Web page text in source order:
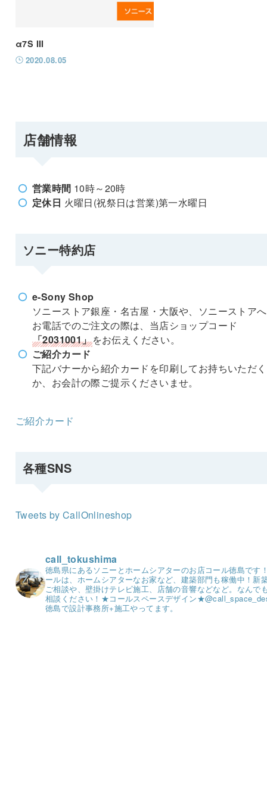
α7S III
2020.08.05
店舗情報
営業時間 10時～20時
定休日 火曜日(祝祭日は営業)第一水曜日
ソニー特約店
e-Sony Shop
ソニーストア銀座・名古屋・大阪や、ソニーストア
お電話でのご注文の際は、当店ショップコード
「2031001」をお伝えください。
ご紹介カード
下記バナーから紹介カードを印刷してお持ちいただく
か、お会計の際ご提示くださいませ。
ご紹介カード
各種SNS
Tweets by CallOnlineshop
call_tokushima
徳島県にあるソニーとホームシアターのお店コール徳島です
ールは、ホームシアターなお家など、建築部門も稼働中！ 新
ご相談や、壁掛けテレビ施工、店舗の音響などなど。 なんで
相談ください！ ★コールスペースデザイン★
徳島で設計事務所+施工やってます。